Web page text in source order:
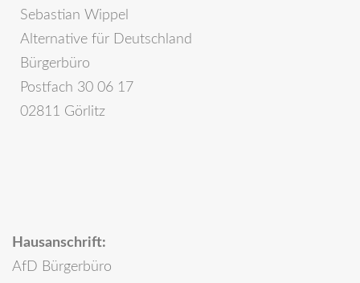
Sebastian Wippel
Alternative für Deutschland
Bürgerbüro
Postfach 30 06 17
02811 Görlitz
Hausanschrift:
AfD Bürgerbüro